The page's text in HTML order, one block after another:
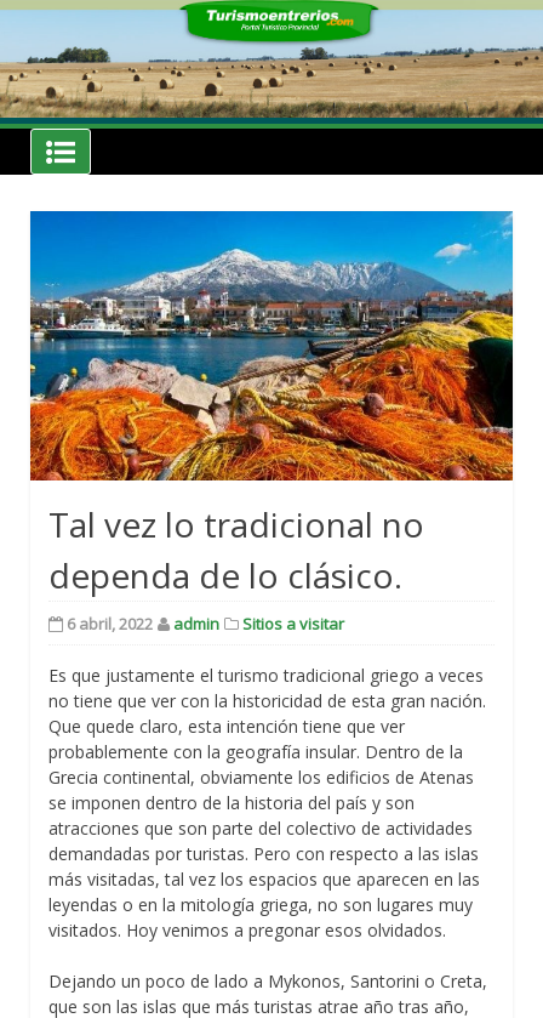
Skip
content
Noticias
Turismoentrerios.com
Tal vez lo tradicional no
dependa de lo clásico.
6 abril, 2022 admin Sitios a visitar
Es que justamente el turismo tradicional griego a veces
no tiene que ver con la historicidad de esta gran nación.
Que quede claro, esta intención tiene que ver
probablemente con la geografía insular. Dentro de la
Grecia continental, obviamente los edificios de Atenas
se imponen dentro de la historia del país y son
atracciones que son parte del colectivo de actividades
demandadas por turistas. Pero con respecto a las islas
más visitadas, tal vez los espacios que aparecen en las
leyendas o en la mitología griega, no son lugares muy
visitados. Hoy venimos a pregonar esos olvidados.
Dejando un poco de lado a Mykonos, Santorini o Creta,
que son las islas que más turistas atrae año tras año,